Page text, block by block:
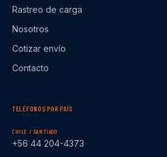
Rastreo de carga
Nosotros
Cotizar envío
Contacto
TELÉFONOS POR PAÍS
CHILE / SANTIAGO
+56 44 204-4373